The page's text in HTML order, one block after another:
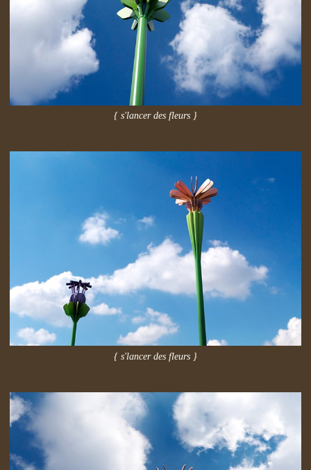
{ s'lancer des fleurs }
{ s'lancer des fleurs }